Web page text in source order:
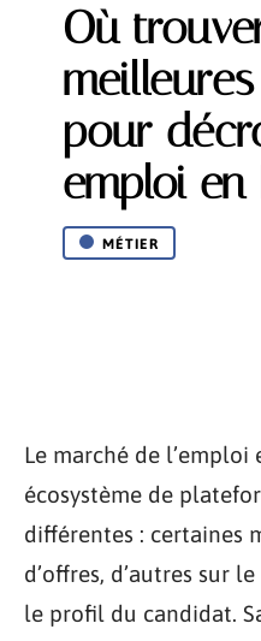
Où
pour
emploi en
MÉTIER
Le marché de l’emploi
écosystème de
différentes : certaines
d’offres, d’autres sur
le profil du candidat.